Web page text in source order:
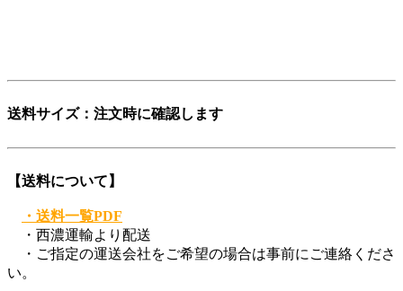
送料サイズ：注文時に確認します
【送料について】
・送料一覧PDF
・西濃運輸より配送
・ご指定の運送会社をご希望の場合は事前にご連絡くださ
い。